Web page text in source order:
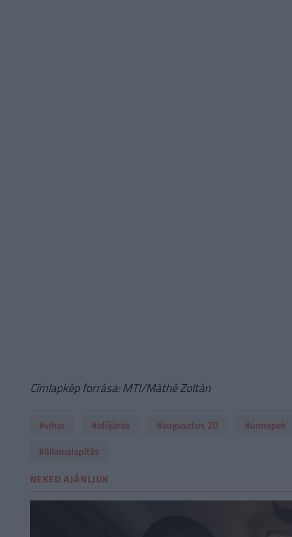
Címlapkép forrása: MTI/Máthé Zoltán
#vihar #időjárás #augusztus 20 #ünnepek
#államalapítás
NEKED AJÁNLJUK